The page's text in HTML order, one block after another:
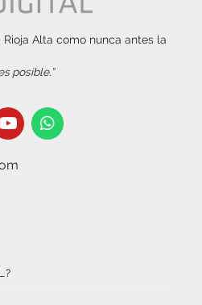
Alta como nunca antes la
posible.”